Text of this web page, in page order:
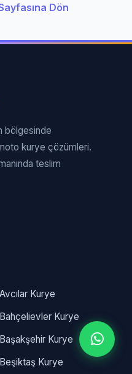
Dön
bölgesinde
kurye çözümleri.
teslim
Avcılar Kurye
Bahçelievler Kurye
Başakşehir Kurye
Beşiktaş Kurye